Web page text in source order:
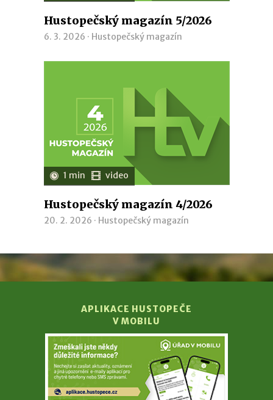
Hustopečský magazín 5/2026
6. 3. 2026 · Hustopečský magazín
1 min video
Hustopečský magazín 4/2026
20. 2. 2026 · Hustopečský magazín
APLIKACE HUSTOPEČE
V MOBILU